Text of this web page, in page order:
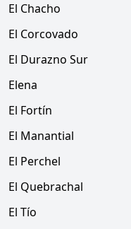
El Chacho
El Corcovado
El Durazno Sur
Elena
El Fortín
El Manantial
El Perchel
El Quebrachal
El Tío